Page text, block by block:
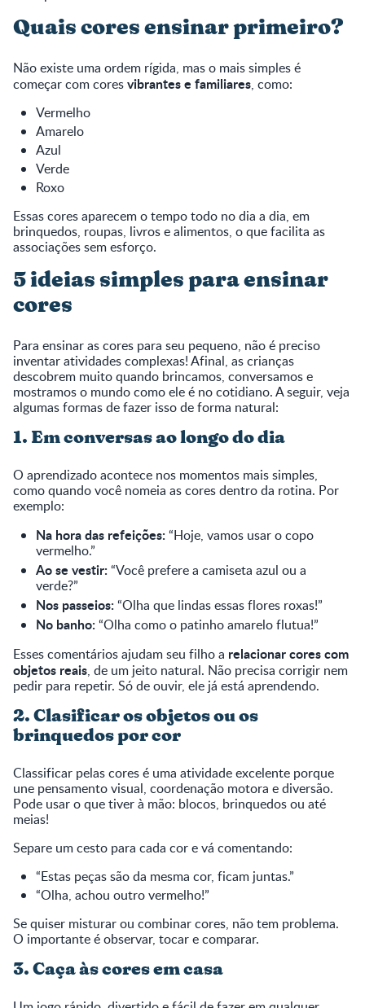
Quais cores ensinar primeiro?
Não existe uma ordem rígida, mas o mais simples é
começar com coresvibrantes e familiares, como:
Vermelho
Amarelo
Azul
Verde
Roxo
Essas cores aparecem o tempo todo no dia a dia, em
brinquedos, roupas, livros e alimentos, o que facilita as
associações sem esforço.
5 ideias simples para ensinar
cores
Para ensinar as cores para seu pequeno, não é preciso
inventar atividades complexas! Afinal, as crianças
descobrem muito quando brincamos, conversamos e
mostramos o mundo como ele é no cotidiano. A seguir, veja
algumas formas de fazer isso de forma natural:
1. Em conversas ao longo do dia
O aprendizado acontece nos momentos mais simples,
como quando você nomeia as cores dentro da rotina. Por
exemplo:
Na hora das refeições:“Hoje, vamos usar o copo
vermelho.”
Ao se vestir:“Você prefere a camiseta azul ou a
verde?”
Nos passeios:“Olha que lindas essas flores roxas!”
No banho:“Olha como o patinho amarelo flutua!”
Esses comentários ajudam seu filho a relacionar cores com
objetos reais, de um jeito natural. Não precisa corrigir nem
pedir para repetir. Só de ouvir, ele já está aprendendo.
2. Clasificar os objetos ou os
brinquedos por cor
Classificar pelas cores é uma atividade excelente porque
une pensamento visual, coordenação motora e diversão.
Pode usar o que tiver à mão: blocos, brinquedos ou até
meias!
Separe um cesto para cada cor e vá comentando:
“Estas peças são da mesma cor, ficam juntas.”
“Olha, achou outro vermelho!”
Se quiser misturar ou combinar cores, não tem problema.
O importante é observar, tocar e comparar.
3. Caça às cores em casa